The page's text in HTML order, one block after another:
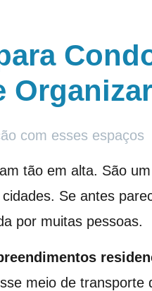
Organizar
com esses espaços
tão em alta. São
Se antes
por muitas pessoas.
meio de transporte